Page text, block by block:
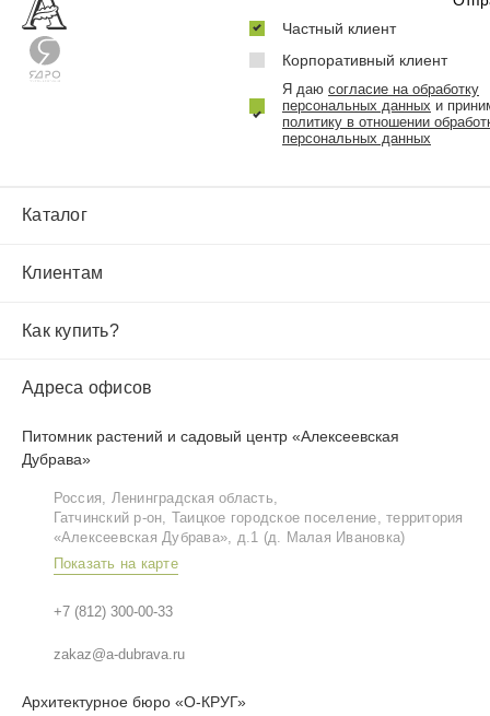
Каталог
Клиентам
Как купить?
Адреса офисов
Питомник растений и садовый центр «Алексеевская
Дубрава»
Россия, Ленинградская область,
Гатчинский р‑он, Таицкое городское поселение, территория
«Алексеевская Дубрава», д.1 (д. Малая Ивановка)
Показать на карте
+7 (812) 300-00-33
zakaz@a-dubrava.ru
Архитектурное бюро «О-КРУГ»
Частный клиент
Корпоративный клиент
Я даю согласие на обработку
персональных данных и
политику в отношении
персональных данных